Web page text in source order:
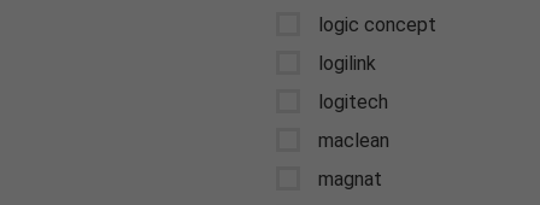
logic concept
logilink
logitech
maclean
magnat